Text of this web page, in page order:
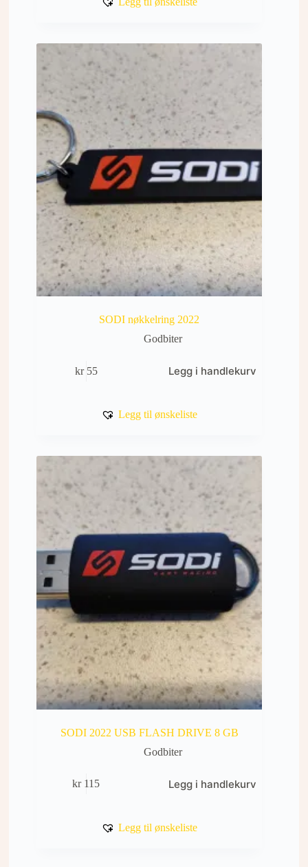
SODI nøkkelring 2022
Godbiter
kr55 Legg i handlekurv
Legg til ønskeliste
SODI 2022 USB FLASH DRIVE 8 GB
Godbiter
kr115 Legg i handlekurv
Legg til ønskeliste